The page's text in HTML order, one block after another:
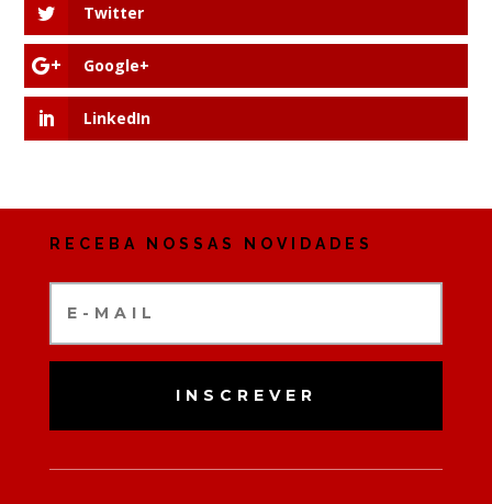
Twitter
Google+
LinkedIn
RECEBA NOSSAS NOVIDADES
INSCREVER